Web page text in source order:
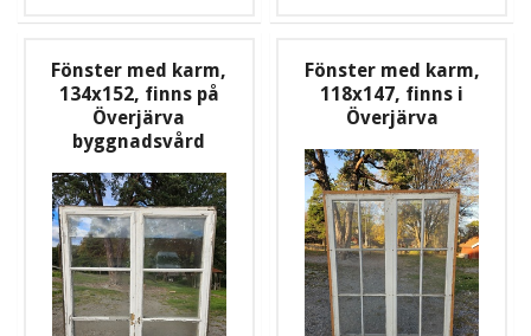
Fönster med karm,
134x152, finns på
Överjärva
byggnadsvård
Fönster med karm,
118x147, finns i
Överjärva